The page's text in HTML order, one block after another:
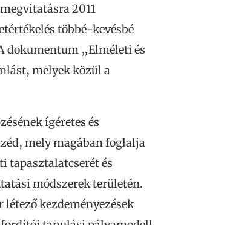
2011
többé-kevésbé
dokumentum „Elméleti és
melyek közül a
ígéretes és
mely magában foglalja
tapasztalatcserét és
módszerek területén.
kezdeményezések